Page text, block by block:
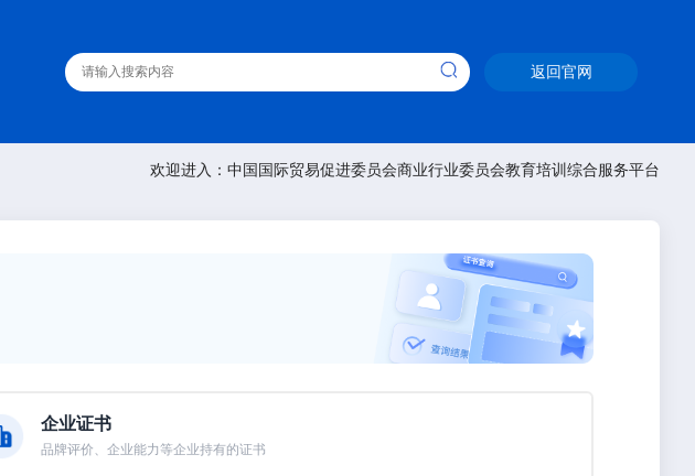
返回官网
欢迎进入：中国国际贸易促进委员会商业行业委员会教育培训综合服务平台
企业证书
品牌评价、企业能力等企业持有的证书